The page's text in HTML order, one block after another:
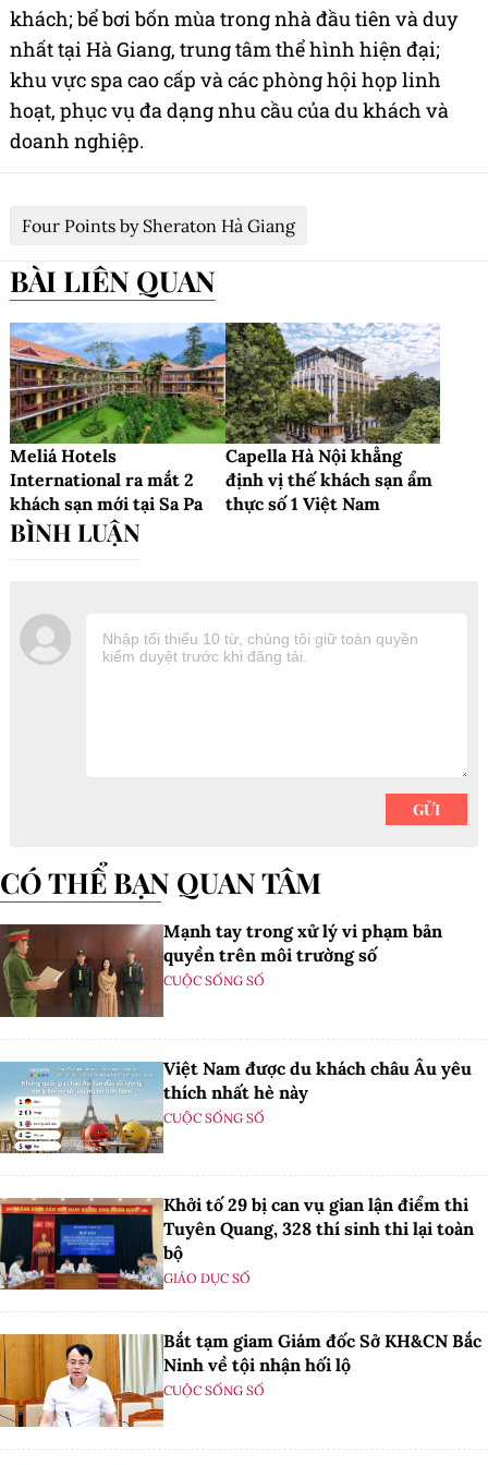
khách; bể bơi bốn mùa trong nhà đầu tiên và duy
nhất tại Hà Giang, trung tâm thể hình hiện đại;
khu vực spa cao cấp và các phòng hội họp linh
hoạt, phục vụ đa dạng nhu cầu của du khách và
doanh nghiệp.
Four Points by Sheraton Hà Giang
BÀI LIÊN QUAN
Meliá Hotels
International ra mắt 2
khách sạn mới tại Sa Pa
Capella Hà Nội khẳng
định vị thế khách sạn ẩm
thực số 1 Việt Nam
CÓ THỂ BẠN QUAN TÂM
Mạnh tay trong xử lý vi phạm bản
quyền trên môi trường số
CUỘC SỐNG SỐ
Việt Nam được du khách châu Âu yêu
thích nhất hè này
CUỘC SỐNG SỐ
Khởi tố 29 bị can vụ gian lận điểm thi
Tuyên Quang, 328 thí sinh thi lại toàn
bộ
GIÁO DỤC SỐ
Bắt tạm giam Giám đốc Sở KH&CN Bắc
Ninh về tội nhận hối lộ
CUỘC SỐNG SỐ